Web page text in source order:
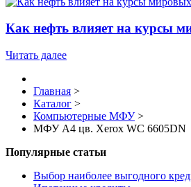
Как нефть влияет на курсы
Читать далее
Главная >
Каталог >
Компьютерные МФУ >
МФУ А4 цв. Xerox WC 6605DN
Популярные статьи
Выбор наиболее выгодного